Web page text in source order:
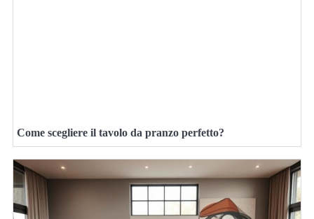
Come scegliere il tavolo da pranzo perfetto?